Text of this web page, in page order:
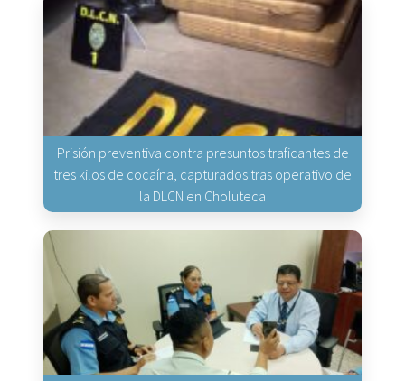
Prisión preventiva contra presuntos traficantes de
tres kilos de cocaína, capturados tras operativo de
la DLCN en Choluteca